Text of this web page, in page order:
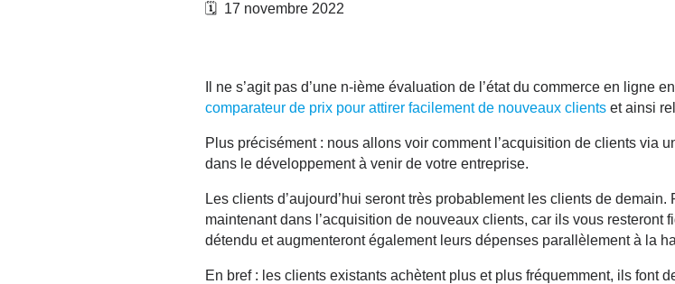
🗓️ 17 novembre 2022
Il ne s’agit pas d’une n-ième évaluation de l’état du commerce en ligne
comparateur de prix pour attirer facilement de nouveaux clients et ainsi
Plus précisément : nous allons voir comment l’acquisition de clients via
dans le développement à venir de votre entreprise.
Les clients d’aujourd’hui seront très probablement les clients de
maintenant dans l’acquisition de nouveaux clients, car ils vous resteront
détendu et augmenteront également leurs dépenses parallèlement à la
En bref : les clients existants achètent plus et plus fréquemment, ils font
Partager sur Twitter
Partager sur Facebook
Partager sur LinkedIn